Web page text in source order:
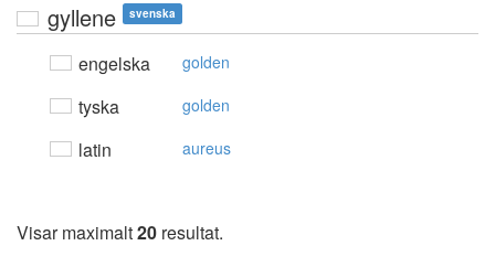
gyllene svenska
engelska golden
tyska golden
latin aureus
Visar maximalt20 resultat.